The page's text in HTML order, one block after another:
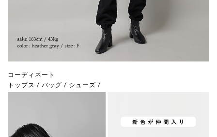
コーディネート
トップス / バッグ / シューズ /